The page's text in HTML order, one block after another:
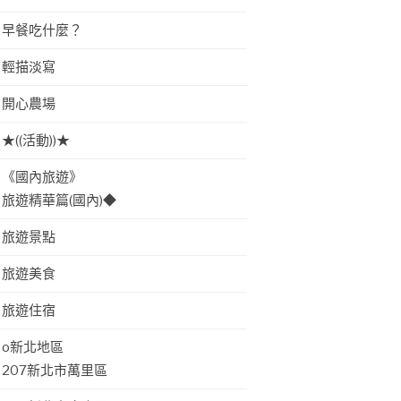
早餐吃什麼？
輕描淡寫
開心農場
★((活動))★
《國內旅遊》
旅遊精華篇(國內)◆
旅遊景點
旅遊美食
旅遊住宿
o新北地區
207新北市萬里區